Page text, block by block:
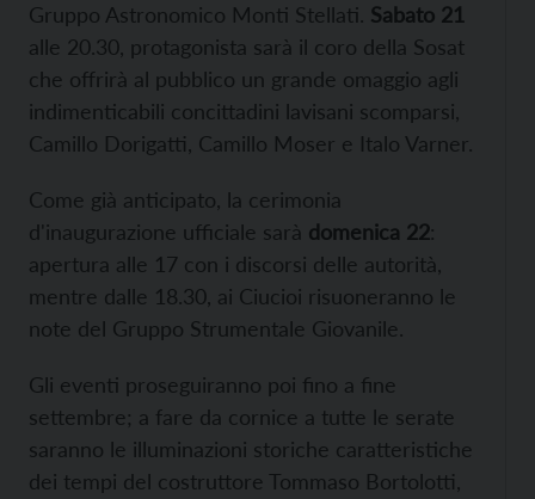
Gruppo Astronomico Monti Stellati. Sabato 21
alle 20.30, protagonista sarà il coro della Sosat
che offrirà al pubblico un grande omaggio agli
indimenticabili concittadini lavisani scomparsi,
Camillo Dorigatti, Camillo Moser e Italo Varner.
Come già anticipato, la cerimonia
d'inaugurazione ufficiale sarà domenica 22:
apertura alle 17 con i discorsi delle autorità,
mentre dalle 18.30, ai Ciucioi risuoneranno le
note del Gruppo Strumentale Giovanile.
Gli eventi proseguiranno poi fino a fine
settembre; a fare da cornice a tutte le serate
saranno le illuminazioni storiche caratteristiche
dei tempi del costruttore Tommaso Bortolotti,